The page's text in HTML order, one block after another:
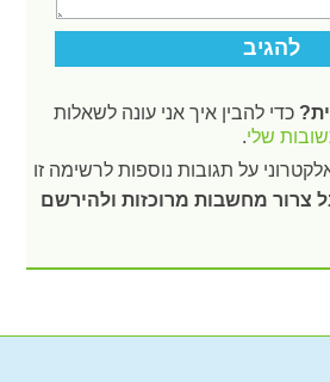
כדי להבין איך אני עונה לשאלות
שלי.
על תגובות נוספות לרשימה זו
צרור מחשבות מרוכזות ולהירשם